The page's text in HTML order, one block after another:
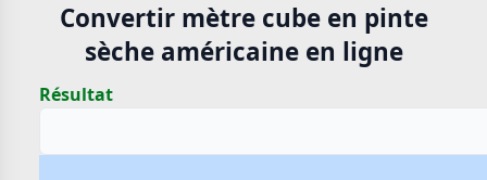
Convertir mètre cube en pinte
sèche américaine en ligne
Résultat